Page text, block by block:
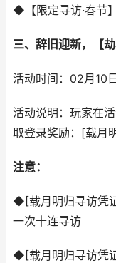
◆【限定寻访·春节
三、辞旧迎新，【
活动时间：02月10
活动说明：玩家在
取登录奖励：[载月
注意：
◆[载月明归寻访凭
一次十连寻访
◆[载月明归寻访凭